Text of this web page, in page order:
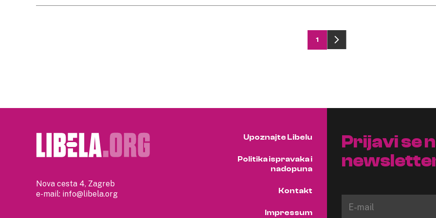
1
Nova cesta 4, Zagreb
e-mail: info@libela.org
Upoznajte Libelu
Politika ispravaka i
nadopuna
Kontakt
Impressum
Prijavi se